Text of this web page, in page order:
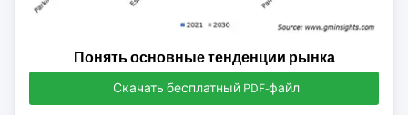
Понять основные тенденции рынка
Скачать бесплатный PDF-файл